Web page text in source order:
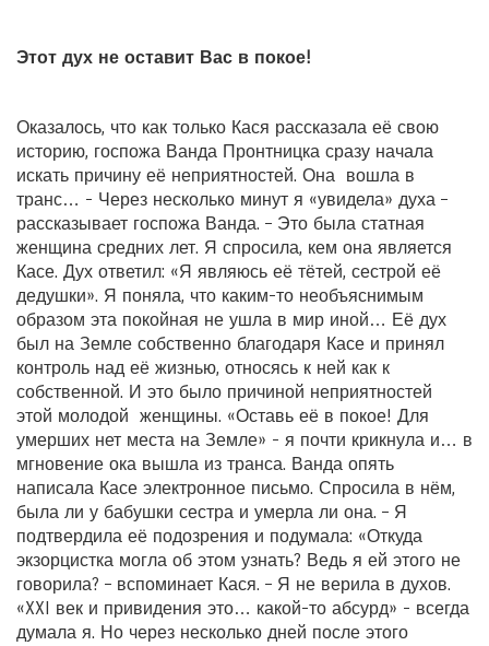
Этот дух не оставит Вас в покое!
Оказалось, что как только Кася рассказала её свою
историю, госпожа Ванда Пронтницка сразу начала
искать причину её неприятностей. Она вошла в
транс… - Через несколько минут я «увидела» духа –
рассказывает госпожа Ванда. – Это была статная
женщина средних лет. Я спросила, кем она является
Касе. Дух ответил: «Я являюсь её тётей, сестрой её
дедушки». Я поняла, что каким-то необъяснимым
образом эта покойная не ушла в мир иной… Её дух
был на Земле собственно благодаря Касе и принял
контроль над её жизнью, относясь к ней как к
собственной. И это было причиной неприятностей
этой молодой женщины. «Оставь её в покое! Для
умерших нет места на Земле» - я почти крикнула и… в
мгновение ока вышла из транса. Ванда опять
написала Касе электронное письмо. Спросила в нём,
была ли у бабушки сестра и умерла ли она. – Я
подтвердила её подозрения и подумала: «Откуда
экзорцистка могла об этом узнать? Ведь я ей этого не
говорила? – вспоминает Кася. – Я не верила в духов.
«XXI век и привидения это… какой-то абсурд» - всегда
думала я. Но через несколько дней после этого